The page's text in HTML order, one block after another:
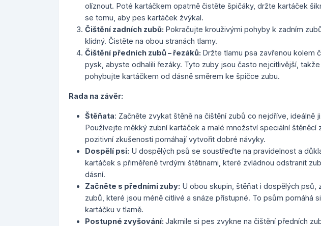
olíznout. Poté kartáčkem opatrně čistěte špičáky, držte kartáček
se tomu, aby pes kartáček žvýkal.
Čištění zadních zubů: Pokračujte krouživými pohyby k zadním
klidný. Čistěte na obou stranách tlamy.
Čištění předních zubů – řezáků: Držte tlamu psa zavřenou kolem
pysk, abyste odhalili řezáky. Tyto zuby jsou často nejcitlivější,
pohybujte kartáčkem od dásně směrem ke špičce zubu.
Rada na závěr:
Štěňata: Začněte zvykat štěně na čištění zubů co nejdříve, ideálně
Používejte měkký zubní kartáček a malé množství speciální štěněcí
pozitivní zkušenosti pomáhají vytvořit dobré návyky.
Dospělí psi: U dospělých psů se soustřeďte na pravidelnost a
kartáček s přiměřeně tvrdými štětinami, které zvládnou odstranit
dásní.
Začněte s předními zuby: U obou skupin, štěňat i dospělých psů,
zubů, které jsou méně citlivé a snáze přístupné. To psům pomáhá
kartáčku v tlamě.
Postupné zvyšování: Jakmile si pes zvykne na čištění předních